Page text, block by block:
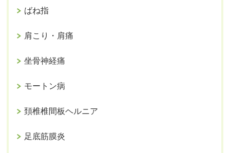
ばね指
肩こり・肩痛
坐骨神経痛
モートン病
頚椎椎間板ヘルニア
足底筋膜炎